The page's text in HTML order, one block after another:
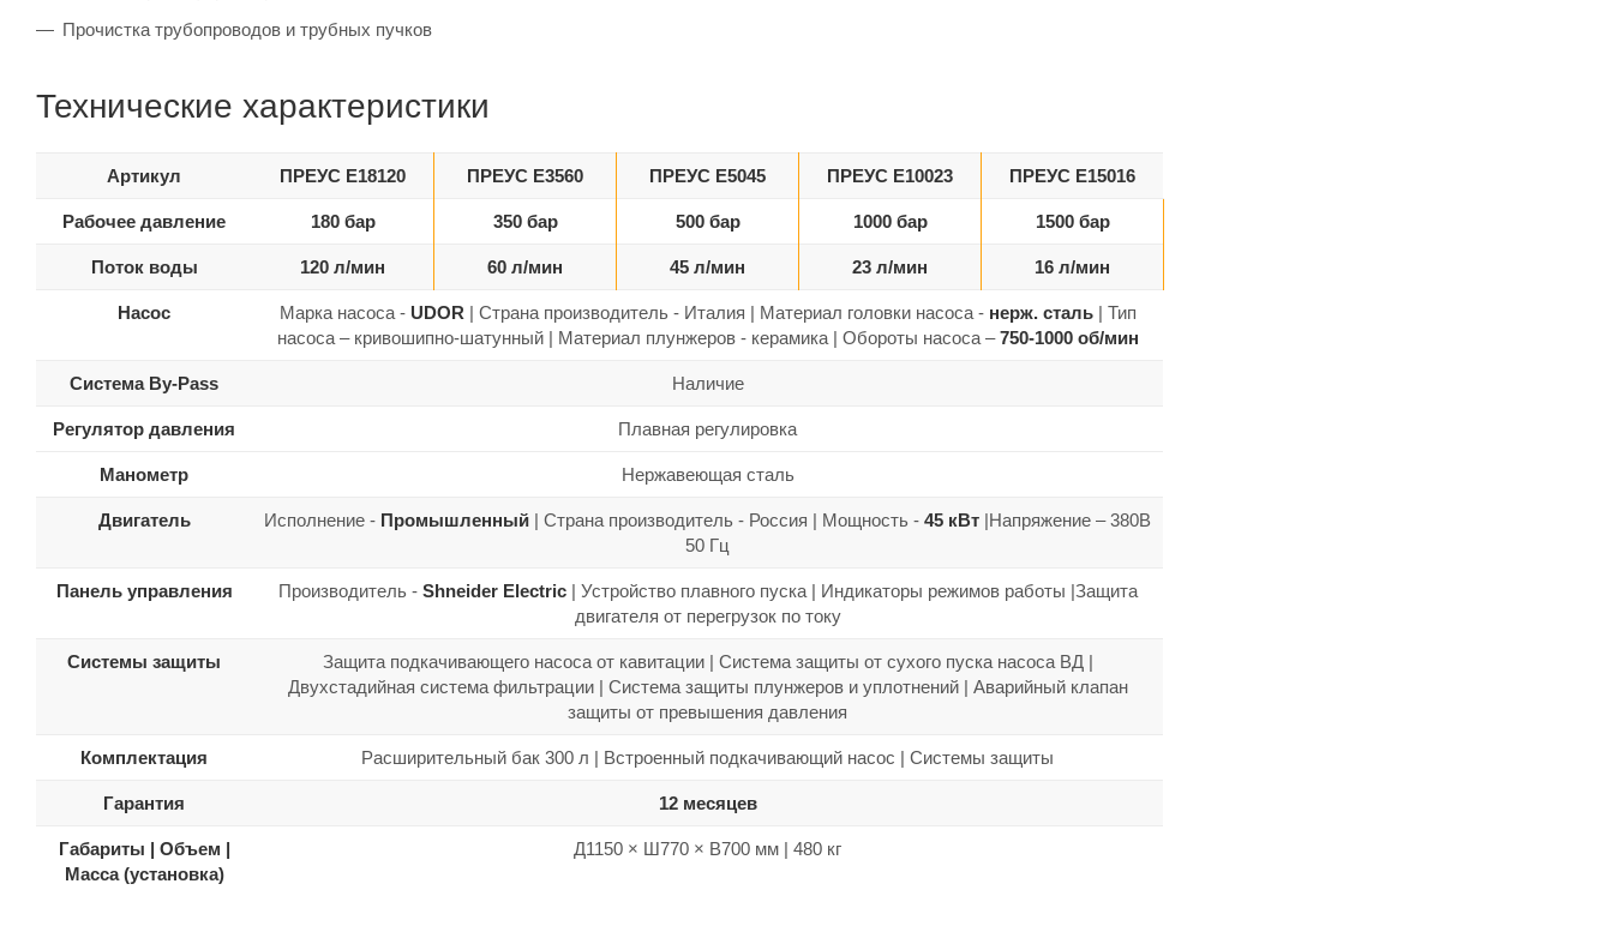
Прочистка трубопроводов и трубных пучков
Технические характеристики
Артикул ПРЕУС Е18120 ПРЕУС Е3560 ПРЕУС Е5045 ПРЕУС Е10023 ПРЕУС Е15016
Рабочее давление 180 бар 350 бар 500 бар 1000 бар 1500 бар
Поток воды 120 л/мин 60 л/мин 45 л/мин 23 л/мин 16 л/мин
Насос Марка насоса - UDOR | Страна производитель - Италия | Материал головки насоса - нерж. сталь| Тип
насоса – кривошипно-шатунный | Материал плунжеров - керамика | Обороты насоса –750-1000 об/мин
Система By-Pass Наличие
Регулятор давления Плавная регулировка
Манометр Нержавеющая сталь
Двигатель Исполнение - Промышленный | Страна производитель - Россия | Мощность - 45 кВт |Напряжение – 380В
50 Гц
Панель управления Производитель - Shneider Electric| Устройство плавного пуска | Индикаторы режимов работы |Защита
двигателя от перегрузок по току
Системы защиты
Защита подкачивающего насоса от кавитации | Система защиты от сухого пуска насоса ВД |
Двухстадийная система фильтрации | Система защиты плунжеров и уплотнений | Аварийный клапан
защиты от превышения давления
Комплектация Расширительный бак 300 л | Встроенный подкачивающий насос | Системы защиты
Гарантия 12 месяцев
Габариты | Объем |
Масса (установка)
Д1150 × Ш770 × В700 мм | 480 кг